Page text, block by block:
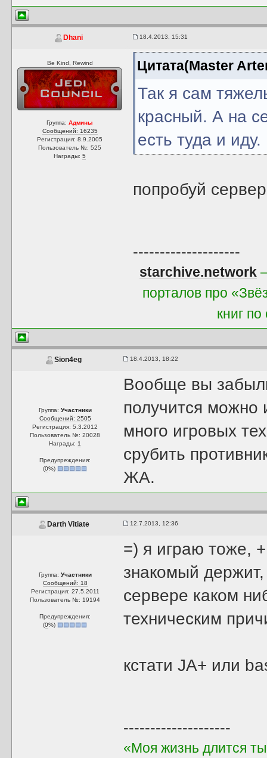
Dhani 18.4.2013, 15:31
Be Kind, Rewind
Группа:Админы
Сообщений: 16235
Регистрация: 8.9.2005
Пользователь №: 525
Награды:5
Цитата(Master
Так я сам
красный. А на
есть туда и иду.
попробуй
--------------------
starchive.network
порталов про
книг
Sion4eg 18.4.2013, 18:22
Группа: Участники
Сообщений: 2505
Регистрация: 5.3.2012
Пользователь №: 20028
Награды: 1
Предупреждения:
(0%)
Вообще вы
получится можно
много игровых
срубить
ЖА.
Darth Vitiate 12.7.2013, 12:36
Группа: Участники
Сообщений: 18
Регистрация: 27.5.2011
Пользователь №: 19194
Предупреждения:
(0%)
=) я играю тоже,
знакомый
сервере каком
техническим
кстати JA+ или
--------------------
«Моя жизнь длится